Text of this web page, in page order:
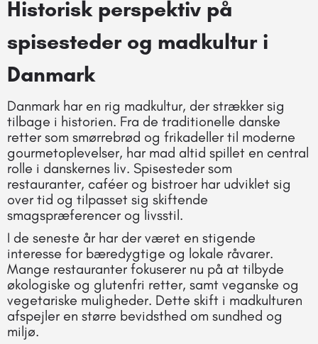
Historisk perspektiv på
spisesteder og madkultur i
Danmark
Danmark har en rig madkultur, der strækker sig
tilbage i historien. Fra de traditionelle danske
retter som smørrebrød og frikadeller til moderne
gourmetoplevelser, har mad altid spillet en central
rolle i danskernes liv. Spisesteder som
restauranter, caféer og bistroer har udviklet sig
over tid og tilpasset sig skiftende
smagspræferencer og livsstil.
I de seneste år har der været en stigende
interesse for bæredygtige og lokale råvarer.
Mange restauranter fokuserer nu på at tilbyde
økologiske og glutenfri retter, samt veganske og
vegetariske muligheder. Dette skift i madkulturen
afspejler en større bevidsthed om sundhed og
miljø.